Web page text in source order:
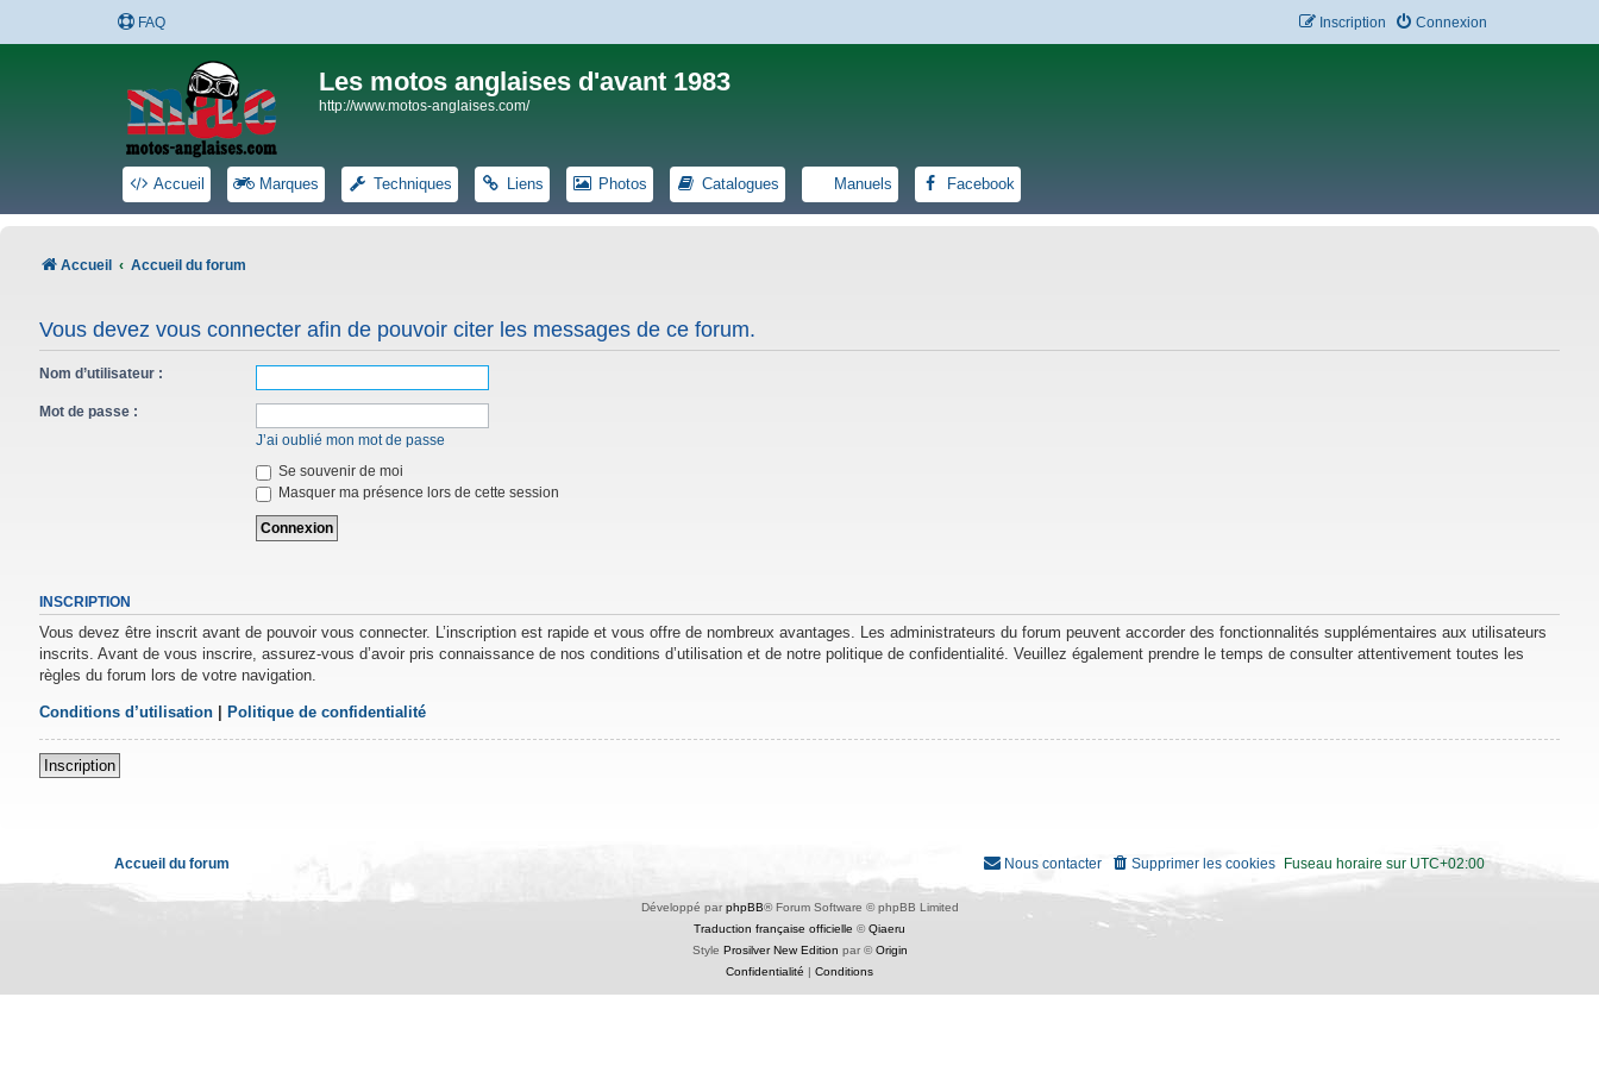
FAQ Connexion
Inscription
Les motos anglaises d'avant 1983
http://www.motos-anglaises.com/
Accueil Marques Techniques Liens Photos Catalogues Manuels Facebook
Accueil Accueil du forum
Vous devez vous connecter afin de pouvoir citer les messages de ce forum.
Nom d’utilisateur :
Mot de passe :
J’ai oublié mon mot de passe
Se souvenir de moi
Masquer ma présence lors de cette session
INSCRIPTION
Vous devez être inscrit avant de pouvoir vous connecter. L’inscription est rapide et vous offre de nombreux avantages. Les administrateurs du forum peuvent accorder des fonctionnalités supplémentaires aux utilisateurs
inscrits. Avant de vous inscrire, assurez-vous d’avoir pris connaissance de nos conditions d’utilisation et de notre politique de confidentialité. Veuillez également prendre le temps de consulter attentivement toutes les
règles du forum lors de votre navigation.
Conditions d’utilisation Politique de confidentialité
Inscription
Accueil du forum Fuseau horaire sur UTC+02:00
Supprimer les cookies
Nous contacter
Développé par phpBB® Forum Software © phpBB Limited
Traduction française officielle ©Qiaeru
Style Prosilver New Edition par ©Origin
Confidentialité
Conditions